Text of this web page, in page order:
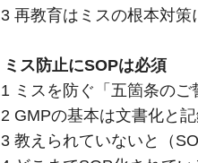
再教育はミスの根本対策
ミス防止にSOPは必須
ミスを防ぐ「五箇条のご
GMPの基本は文書化と
教えられていないと（